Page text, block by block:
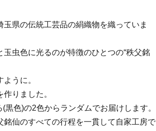
県の伝統工芸品の絹織物を織っていま
虫色に光るのが特徴のひとつの“秩父銘
うに。
りました。
黒色)の2色からランダムでお届けします。
銘仙のすべての行程を一貫して自家工房で